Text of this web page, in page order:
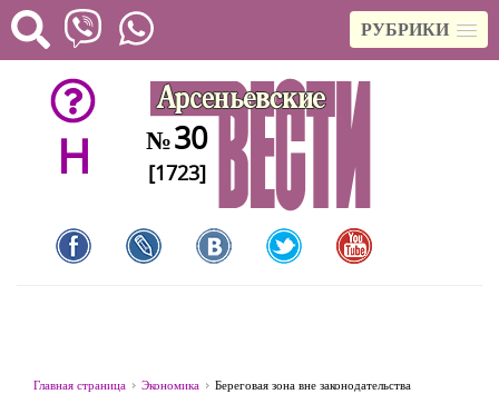
РУБРИКИ
H №30
[1723]
Главная страница Экономика Береговая зона вне законодательства